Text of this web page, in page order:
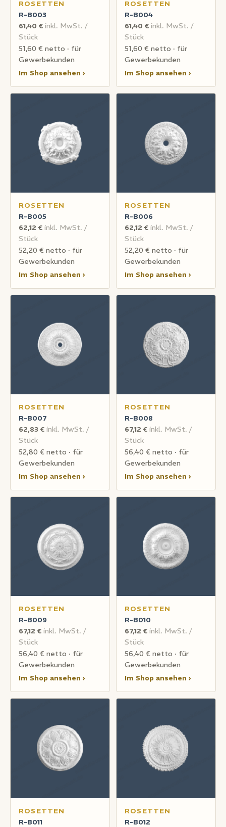
ROSETTEN
R-B003
61,40 € inkl. MwSt. /
Stück
51,60 € netto · für
Gewerbekunden
Im Shop ansehen ›
ROSETTEN
R-B004
61,40 € inkl. MwSt. /
Stück
51,60 € netto · für
Gewerbekunden
Im Shop ansehen ›
ROSETTEN
R-B005
62,12 € inkl. MwSt. /
Stück
52,20 € netto · für
Gewerbekunden
Im Shop ansehen ›
ROSETTEN
R-B006
62,12 € inkl. MwSt. /
Stück
52,20 € netto · für
Gewerbekunden
Im Shop ansehen ›
ROSETTEN
R-B007
62,83 € inkl. MwSt. /
Stück
52,80 € netto · für
Gewerbekunden
Im Shop ansehen ›
ROSETTEN
R-B008
67,12 € inkl. MwSt. /
Stück
56,40 € netto · für
Gewerbekunden
Im Shop ansehen ›
ROSETTEN
R-B009
67,12 € inkl. MwSt. /
Stück
56,40 € netto · für
Gewerbekunden
Im Shop ansehen ›
ROSETTEN
R-B010
67,12 € inkl. MwSt. /
Stück
56,40 € netto · für
Gewerbekunden
Im Shop ansehen ›
ROSETTEN
R-B011
ROSETTEN
R-B012